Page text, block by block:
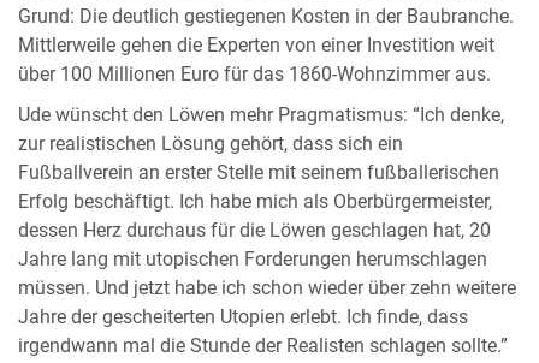
Grund: Die deutlich gestiegenen Kosten in der Baubranche.
Mittlerweile gehen die Experten von einer Investition weit
über 100 Millionen Euro für das 1860-Wohnzimmer aus.
Ude wünscht den Löwen mehr Pragmatismus: “Ich denke,
zur realistischen Lösung gehört, dass sich ein
Fußballverein an erster Stelle mit seinem fußballerischen
Erfolg beschäftigt. Ich habe mich als Oberbürgermeister,
dessen Herz durchaus für die Löwen geschlagen hat, 20
Jahre lang mit utopischen Forderungen herumschlagen
müssen. Und jetzt habe ich schon wieder über zehn weitere
Jahre der gescheiterten Utopien erlebt. Ich finde, dass
irgendwann mal die Stunde der Realisten schlagen sollte.”